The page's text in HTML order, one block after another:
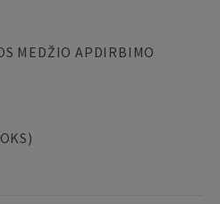
MEDŽIO APDIRBIMO